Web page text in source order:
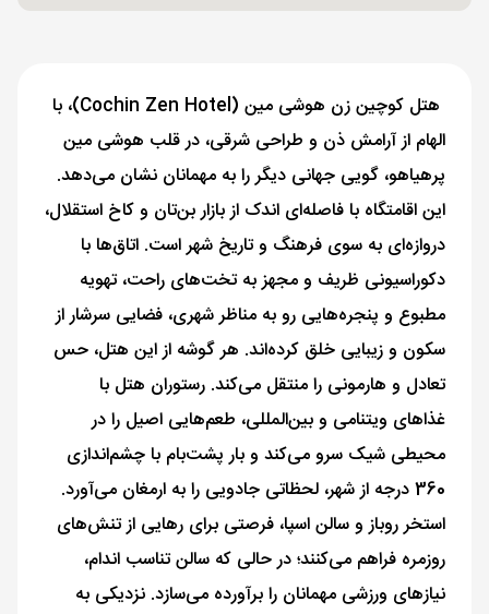
هتل کوچین زن هوشی مین (Cochin Zen Hotel)، با
الهام از آرامش ذن و طراحی شرقی، در قلب هوشی مین
پرهیاهو، گویی جهانی دیگر را به مهمانان نشان می‌دهد.
این اقامتگاه با فاصله‌ای اندک از بازار بن‌تان و کاخ استقلال،
دروازه‌ای به سوی فرهنگ و تاریخ شهر است. اتاق‌ها با
دکوراسیونی ظریف و مجهز به تخت‌های راحت، تهویه
مطبوع و پنجره‌هایی رو به مناظر شهری، فضایی سرشار از
سکون و زیبایی خلق کرده‌اند. هر گوشه از این هتل، حس
تعادل و هارمونی را منتقل می‌کند. رستوران هتل با
غذاهای ویتنامی و بین‌المللی، طعم‌هایی اصیل را در
محیطی شیک سرو می‌کند و بار پشت‌بام با چشم‌اندازی
360 درجه از شهر، لحظاتی جادویی را به ارمغان می‌آورد.
استخر روباز و سالن اسپا، فرصتی برای رهایی از تنش‌های
روزمره فراهم می‌کنند؛ در حالی که سالن تناسب اندام،
نیازهای ورزشی مهمانان را برآورده می‌سازد. نزدیکی به